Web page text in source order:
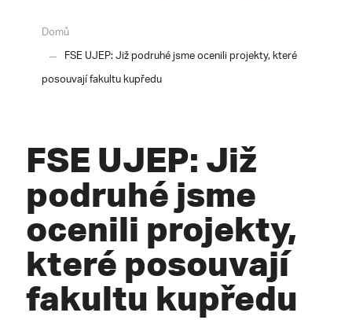
Domů
FSE UJEP: Již podruhé jsme ocenili projekty, které
posouvají fakultu kupředu
FSE UJEP: Již
podruhé jsme
ocenili projekty,
které posouvají
fakultu kupředu